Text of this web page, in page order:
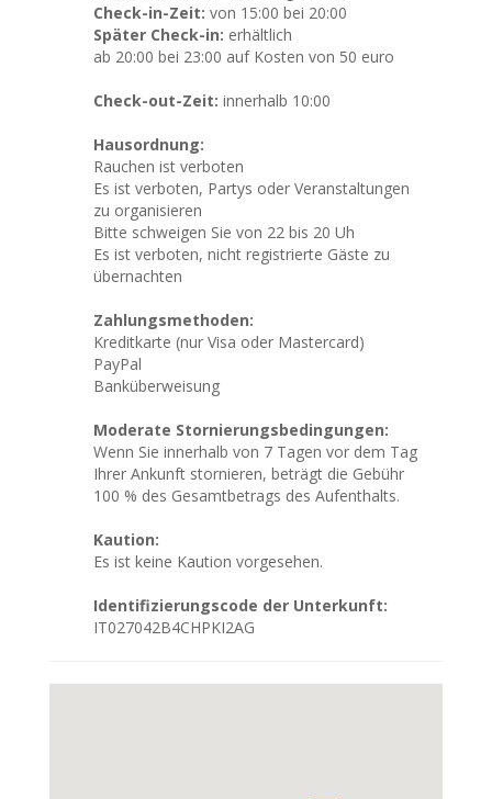
Check-in-Zeit: von 15:00 bei 20:00
Später Check-in: erhältlich
ab 20:00 bei 23:00 auf Kosten von 50 euro
Check-out-Zeit: innerhalb 10:00
Hausordnung:
Rauchen ist verboten
Es ist verboten, Partys oder Veranstaltungen
zu organisieren
Bitte schweigen Sie von 22 bis 20 Uh
Es ist verboten, nicht registrierte Gäste zu
übernachten
Zahlungsmethoden:
Kreditkarte (nur Visa oder Mastercard)
PayPal
Banküberweisung
Moderate Stornierungsbedingungen:
Wenn Sie innerhalb von 7 Tagen vor dem Tag
Ihrer Ankunft stornieren, beträgt die Gebühr
100 % des Gesamtbetrags des Aufenthalts.
Kaution:
Es ist keine Kaution vorgesehen.
Identifizierungscode der Unterkunft:
IT027042B4CHPKI2AG